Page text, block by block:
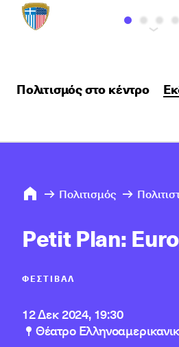
Πολιτισμός στο κέντρο
Πολιτισμός
Petit Plan:
ΦΕΣΤΙΒΆΛ
12 Δεκ 2024, 19:30
Θέατρο